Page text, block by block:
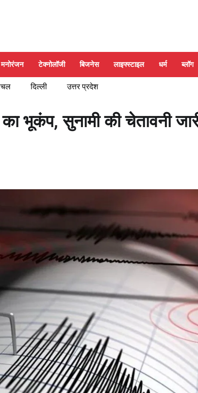
मनोरंजन टेक्नोलॉजी बिजनेस लाइफ्स्टाइल धर्म ब्लॉग
दिल्ली उत्तर प्रदेश
भूकंप, सुनामी की चेतावनी